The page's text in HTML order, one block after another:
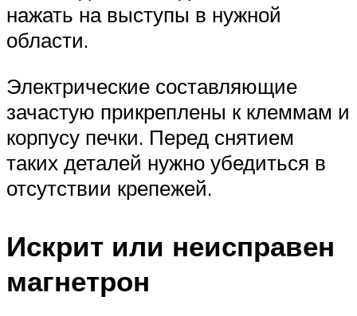
нажать на выступы в нужной
области.
Электрические составляющие
зачастую прикреплены к клеммам и
корпусу печки. Перед снятием
таких деталей нужно убедиться в
отсутствии крепежей.
Искрит или неисправен
магнетрон